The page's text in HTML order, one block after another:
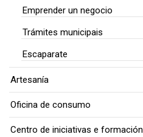
Emprender un negocio
Trámites municipais
Escaparate
Artesanía
Oficina de consumo
Centro de iniciativas e formación